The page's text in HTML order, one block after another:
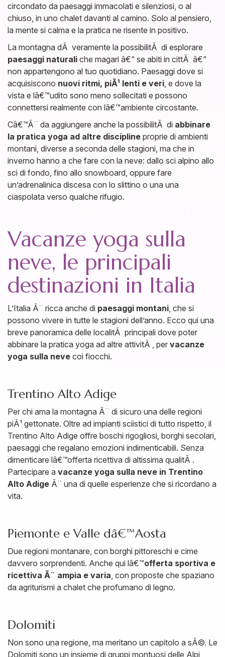
circondato da paesaggi immacolati e silenziosi, o al
chiuso, in uno chalet davanti al camino. Solo al pensiero,
la mente si calma e la pratica ne risente in positivo.
La montagna dÃ veramente la possibilitÃ di esplorare
paesaggi naturali che magari â€“ se abiti in cittÃ â€“
non appartengono al tuo quotidiano. Paesaggi dove si
acquisiscono nuovi ritmi, piÃ¹ lenti e veri , e dove la
vista e lâ€™udito sono meno sollecitati e possono
connettersi realmente con lâ€™ambiente circostante.
Câ€™Ã¨ da aggiungere anche la possibilitÃ di abbinare
la pratica yoga ad altre discipline proprie di ambienti
montani, diverse a seconda delle stagioni, ma che in
inverno hanno a che fare con la neve: dallo sci alpino allo
sci di fondo, fino allo snowboard, oppure fare
un’adrenalinica discesa con lo slittino o una una
ciaspolata verso qualche rifugio.
Vacanze yoga sulla
neve, le principali
destinazioni in Italia
L’Italia Ã¨ ricca anche di paesaggi montani , che si
possono vivere in tutte le stagioni dell’anno. Ecco qui una
breve panoramica delle localitÃ principali dove poter
abbinare la pratica yoga ad altre attivitÃ , per vacanze
yoga sulla neve coi fiocchi.
Trentino Alto Adige
Per chi ama la montagna Ã¨ di sicuro una delle regioni
piÃ¹ gettonate. Oltre ad impianti sciistici di tutto rispetto, il
Trentino Alto Adige offre boschi rigogliosi, borghi secolari,
paesaggi che regalano emozioni indimenticabili. Senza
dimenticare lâ€™offerta ricettiva di altissima qualitÃ .
Partecipare a vacanze yoga sulla neve in Trentino
Alto Adige Ã¨ una di quelle esperienze che si ricordano a
vita.
Piemonte e Valle dâ€™Aosta
Due regioni montanare, con borghi pittoreschi e cime
davvero sorprendenti. Anche qui lâ€™offerta sportiva e
ricettiva Ã¨ ampia e varia , con proposte che spaziano
da agriturismi a chalet che profumano di legno.
Dolomiti
Non sono una regione, ma meritano un capitolo a sÃ©. Le
Dolomiti sono un insieme di gruppi montuosi delle Alpi